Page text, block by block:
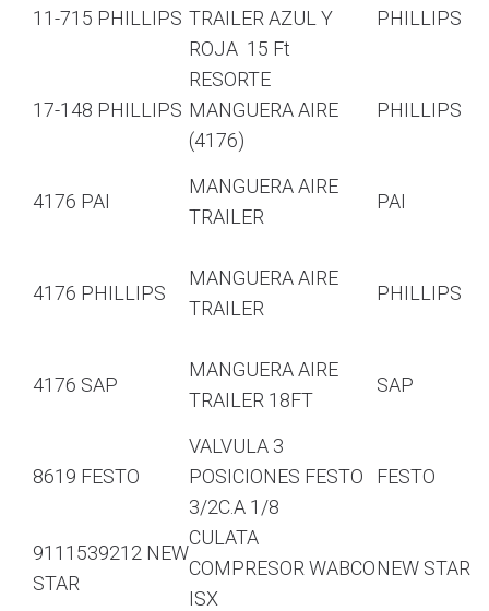
11-715 PHILLIPS TRAILER AZUL Y
ROJA 15 Ft
PHILLIPS
17-148 PHILLIPS
RESORTE
MANGUERA AIRE
(4176)
PHILLIPS
4176 PAI
MANGUERA AIRE
TRAILER
PAI
4176 PHILLIPS
MANGUERA AIRE
TRAILER
PHILLIPS
4176 SAP
MANGUERA AIRE
TRAILER 18FT
SAP
8619 FESTO
VALVULA 3
POSICIONES FESTO
3/2C.A 1/8
FESTO
9111539212 NEW
STAR
CULATA
COMPRESOR WABCO
ISX
NEW STAR